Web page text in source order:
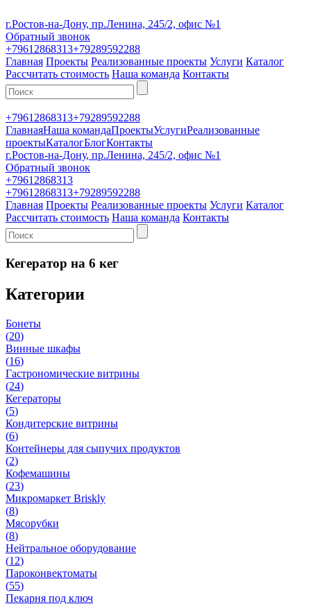
г.Ростов-на-Дону, пр.Ленина, 245/2, офис №1
Обратный звонок
+79612868313+79289592288
Главная Проекты Реализованные проекты Услуги Каталог
Рассчитать стоимость Наша команда Контакты
+79612868313+79289592288
ГлавнаяНаша командаПроектыУслугиРеализованные
проектыКаталогБлогКонтакты
г.Ростов-на-Дону, пр.Ленина, 245/2, офис №1
Обратный звонок
+79612868313
+79612868313+79289592288
Главная Проекты Реализованные проекты Услуги Каталог
Рассчитать стоимость Наша команда Контакты
Кегератор на 6 кег
Категории
Бонеты
(20)
Винные шкафы
(16)
Гастрономические витрины
(24)
Кегераторы
(5)
Кондитерские витрины
(6)
Контейнеры для сыпучих продуктов
(2)
Кофемашины
(23)
Микромаркет Briskly
(8)
Мясорубки
(8)
Нейтральное оборудование
(12)
Пароконвектоматы
(55)
Пекарня под ключ